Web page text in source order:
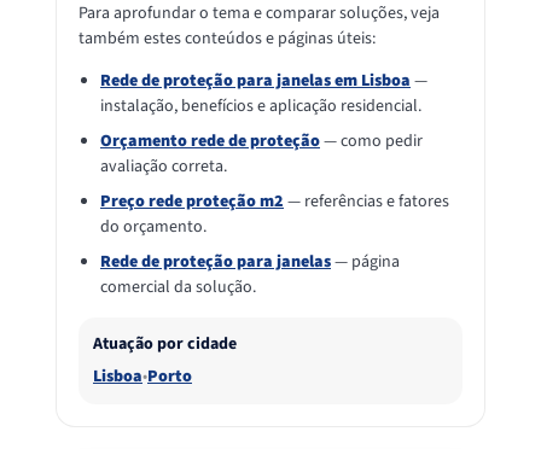
Para aprofundar o tema e comparar soluções, veja
também estes conteúdos e páginas úteis:
Rede de proteção para janelas em Lisboa—
instalação, benefícios e aplicação residencial.
Orçamento rede de proteção— como pedir
avaliação correta.
Preço rede proteção m2— referências e fatores
do orçamento.
Rede de proteção para janelas— página
comercial da solução.
Atuação por cidade
Lisboa•Porto